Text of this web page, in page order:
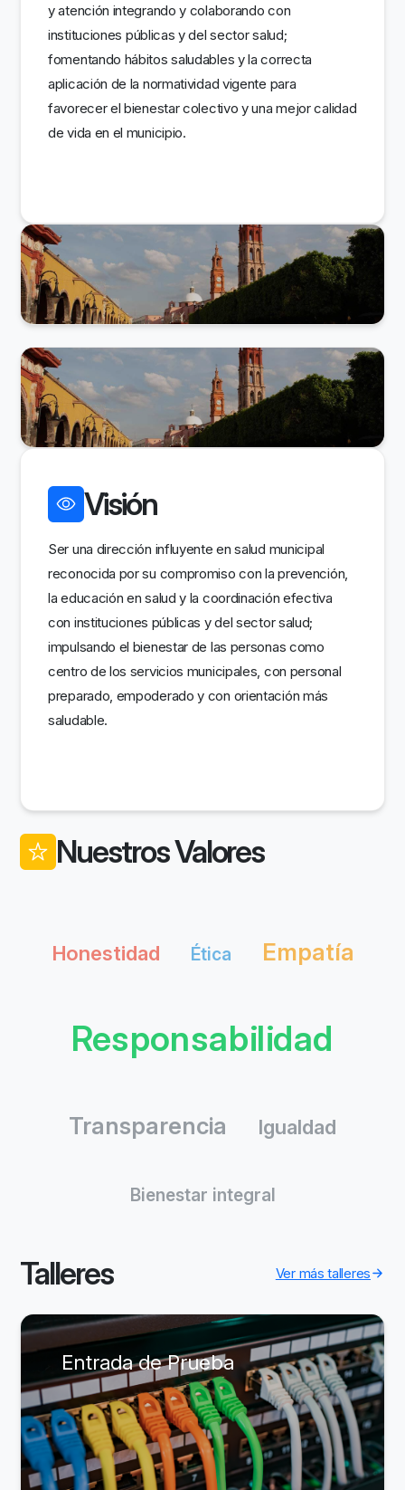
y atención integrando y colaborando con
instituciones públicas y del sector salud;
fomentando hábitos saludables y la correcta
aplicación de la normatividad vigente para
favorecer el bienestar colectivo y una mejor calidad
de vida en el municipio.
Visión
Ser una dirección influyente en salud municipal
reconocida por su compromiso con la prevención,
la educación en salud y la coordinación efectiva
con instituciones públicas y del sector salud;
impulsando el bienestar de las personas como
centro de los servicios municipales, con personal
preparado, empoderado y con orientación más
saludable.
Nuestros Valores
Honestidad Ética Empatía
Responsabilidad
Transparencia Igualdad
Bienestar integral
Talleres Ver más talleres
Entrada de Prueba